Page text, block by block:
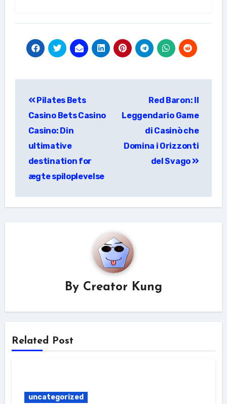
เรื่อง
Pilates Bets
Casino Bets Casino
Casino: Din
ultimative
destination for
ægte spiloplevelse
Red Baron: Il
Leggendario Game
di Casinò che
Domina i Orizzonti
del Svago
By Creator Kung
Related Post
uncategorized